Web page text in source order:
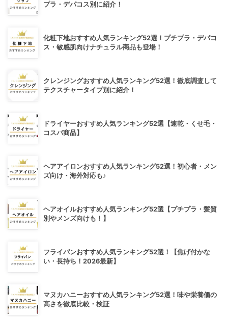
プラ・デパコス別に紹介！
化粧下地おすすめ人気ランキング52選！プチプラ・デパコ
ス・敏感肌向けナチュラル商品も登場！
クレンジングおすすめ人気ランキング52選！徹底調査して
テクスチャータイプ別に紹介！
ドライヤーおすすめ人気ランキング52選【速乾・くせ毛・
コスパ商品】
ヘアアイロンおすすめ人気ランキング52選！初心者・メン
ズ向け・海外対応も♪
ヘアオイルおすすめ人気ランキング52選【プチプラ・髪質
別やメンズ向けも！】
フライパンおすすめ人気ランキング52選！【焦げ付かな
い・長持ち！2026最新】
マヌカハニーおすすめ人気ランキング52選！味や栄養価の
高さを徹底比較・検証